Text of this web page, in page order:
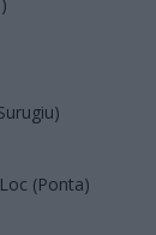
(Ponta)